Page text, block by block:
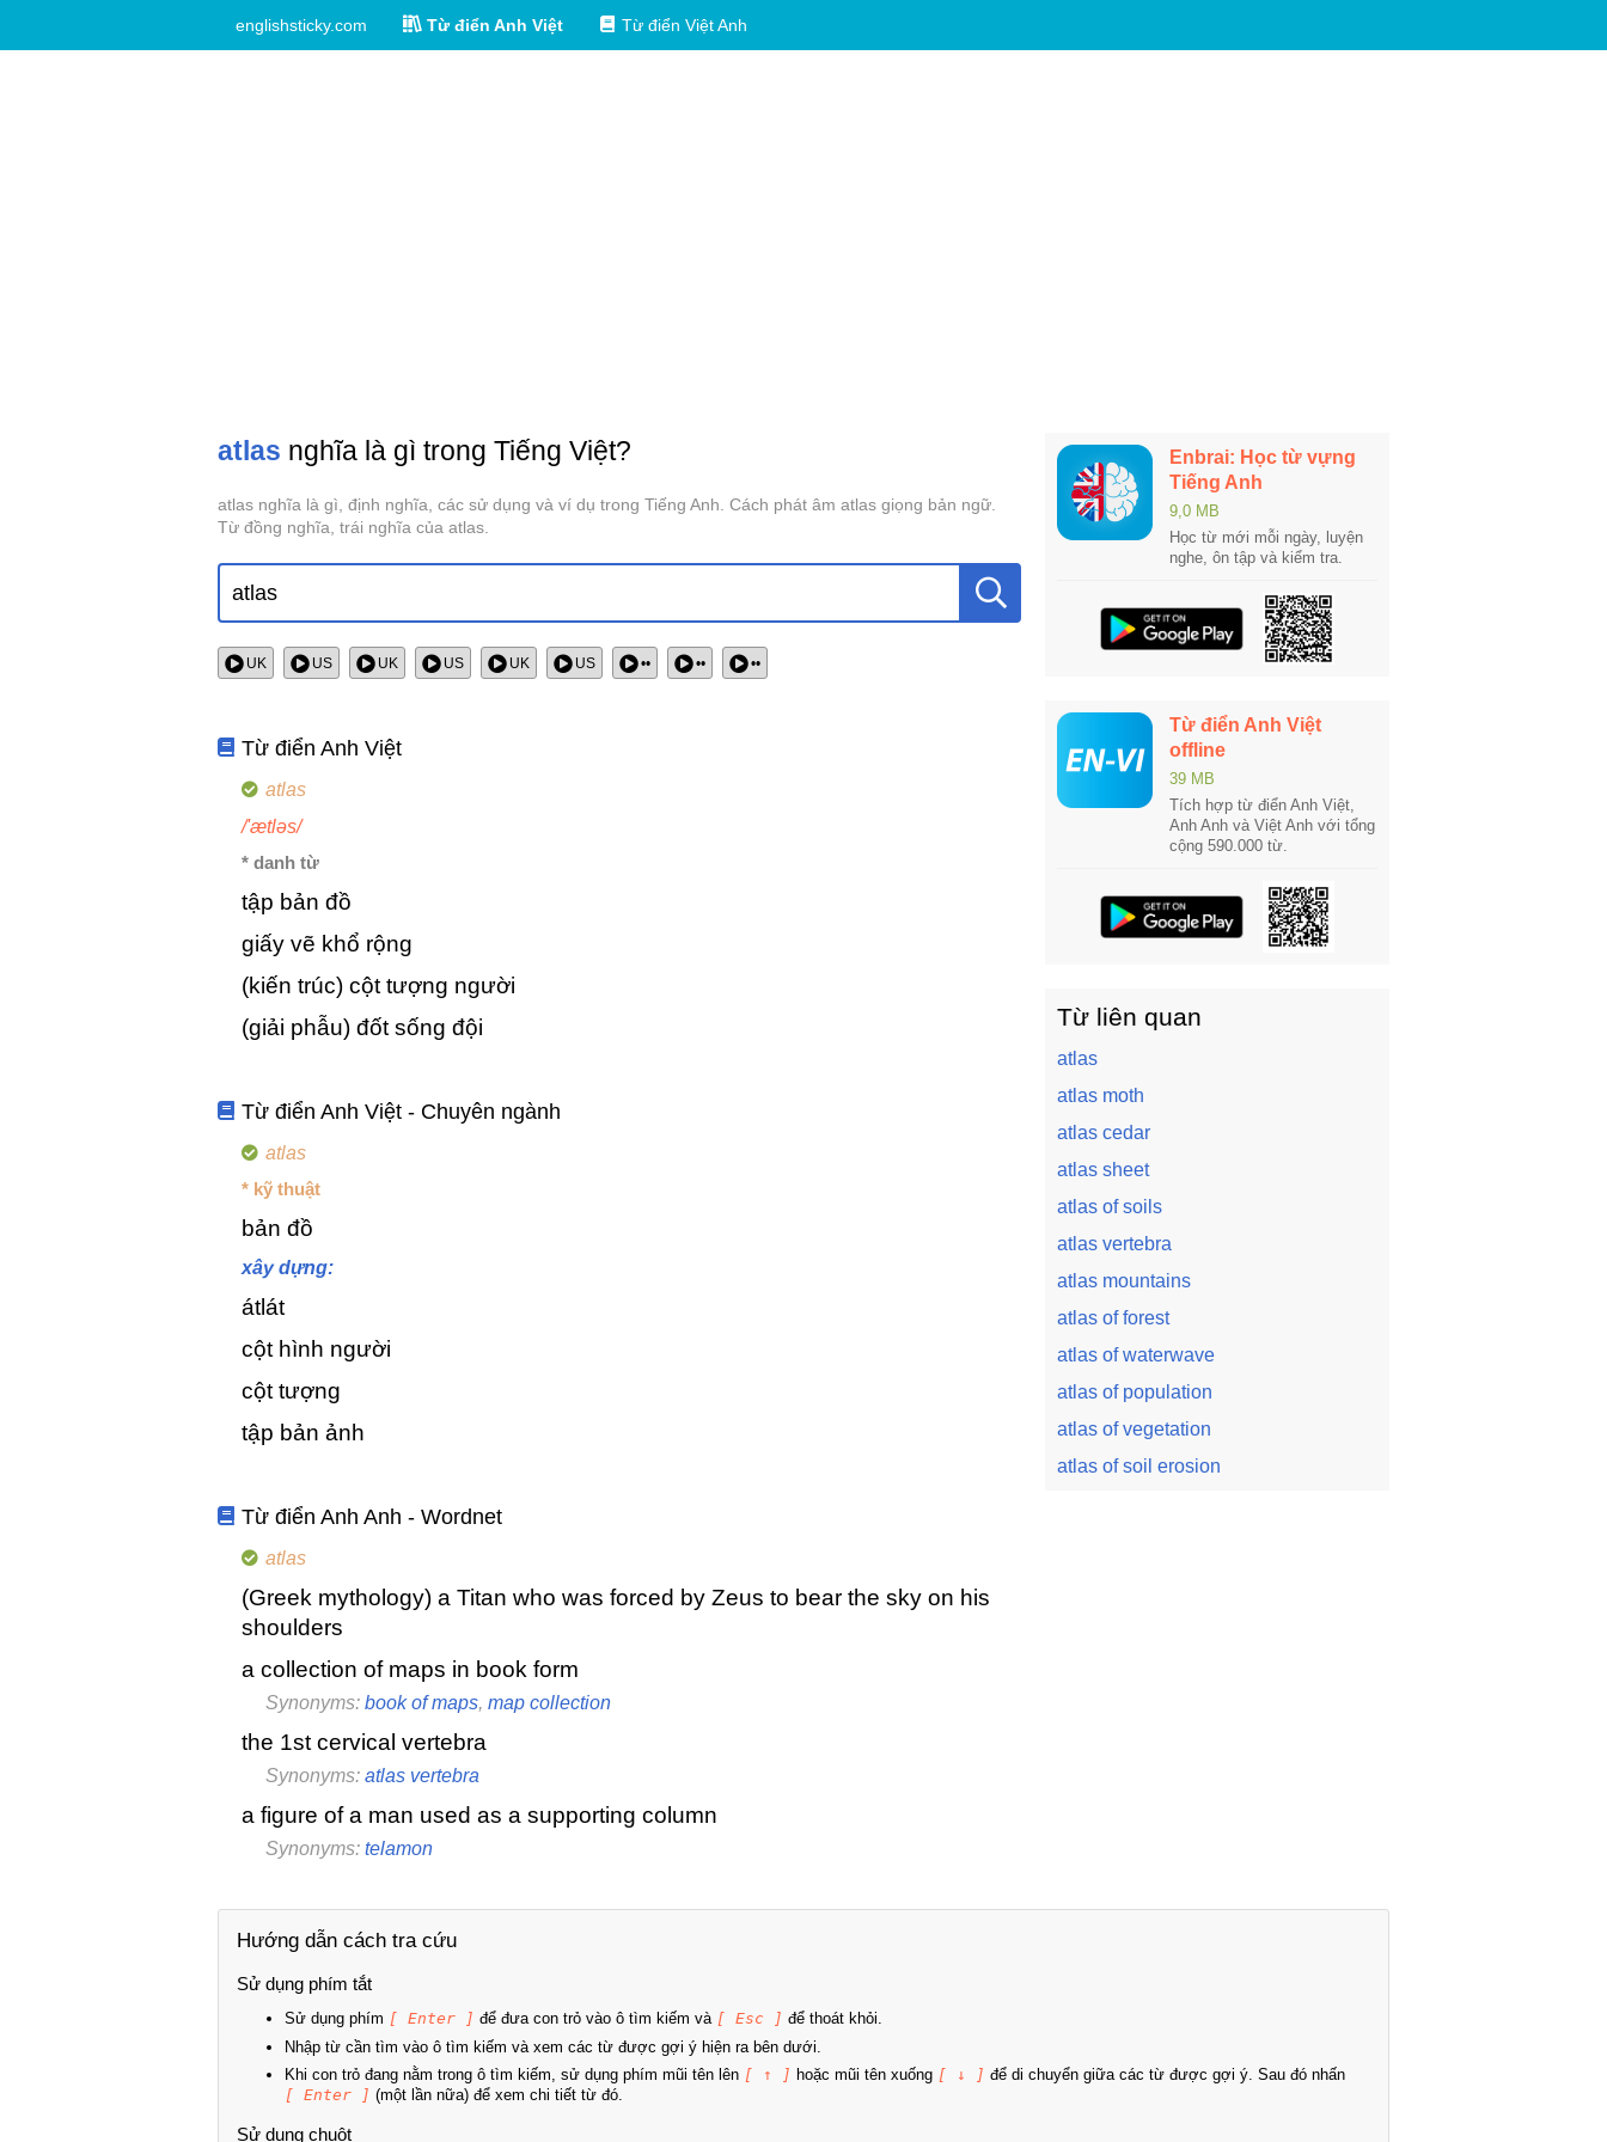
englishsticky.com Từ điển Anh Việt Từ điển Việt Anh
atlas nghĩa là gì trong Tiếng Việt?
atlas nghĩa là gì, định nghĩa, các sử dụng và ví dụ trong Tiếng Anh. Cách phát âm atlas giọng bản ngữ.
Từ đồng nghĩa, trái nghĩa của atlas.
UK US UK US UK US •• •• ••
Từ điển Anh Việt
atlas
/'ætləs/
* danh từ
tập bản đồ
giấy vẽ khổ rộng
(kiến trúc) cột tượng người
(giải phẫu) đốt sống đội
Từ điển Anh Việt - Chuyên ngành
atlas
* kỹ thuật
bản đồ
xây dựng:
átlát
cột hình người
cột tượng
tập bản ảnh
Từ điển Anh Anh - Wordnet
atlas
(Greek mythology) a Titan who was forced by Zeus to bear the sky on his
shoulders
a collection of maps in book form
Synonyms: book of maps, map collection
the 1st cervical vertebra
Synonyms: atlas vertebra
a figure of a man used as a supporting column
Synonyms: telamon
Enbrai: Học từ vựng
Tiếng Anh
9,0 MB
Học từ mới mỗi ngày, luyện
nghe, ôn tập và kiểm tra.
Từ điển Anh Việt
offline
39 MB
Tích hợp từ điển Anh Việt,
Anh Anh và Việt Anh với tổng
cộng 590.000 từ.
Từ liên quan
atlas
atlas moth
atlas cedar
atlas sheet
atlas of soils
atlas vertebra
atlas mountains
atlas of forest
atlas of waterwave
atlas of population
atlas of vegetation
atlas of soil erosion
Hướng dẫn cách tra cứu
Sử dụng phím tắt
Sử dụng phím [ Enter ] để đưa con trỏ vào ô tìm kiếm và [ Esc ] để thoát khỏi.
Nhập từ cần tìm vào ô tìm kiếm và xem các từ được gợi ý hiện ra bên dưới.
Khi con trỏ đang nằm trong ô tìm kiếm, sử dụng phím mũi tên lên [ ↑ ] hoặc mũi tên xuống [ ↓ ] để di chuyển giữa các từ được gợi ý. Sau đó nhấn
[ Enter ] (một lần nữa) để xem chi tiết từ đó.
Sử dụng chuột